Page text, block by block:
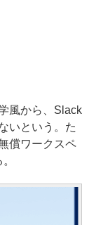
風から、Slack
いという。た
償ワークスペ